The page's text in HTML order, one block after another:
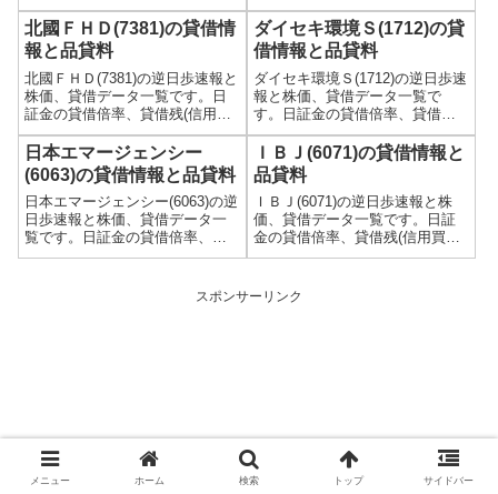
(信用買残、信用売残)、品貸料
(逆日歩)、東証の週末残高、規制
(注意喚起・申込停止)など、空売
り関連情報を集計し、図解でわ
かりやすくまとめて掲載してい
ます。
借残(信用買残、信用売残)、品貸
料(逆日歩)、東証の週末残高、規
制(注意喚起・申込停止)など、空
売り関連情報を集計し、図解で
わかりやすくまとめて掲載して
います。
北國ＦＨＤ(7381)の貸借情
報と品貸料
北國ＦＨＤ(7381)の逆日歩速報と
株価、貸借データ一覧です。日
証金の貸借倍率、貸借残(信用買
残、信用売残)、品貸料(逆日
歩)、東証の週末残高、規制(注意
喚起・申込停止)など、空売り関
連情報を集計し、図解でわかり
やすくまとめて掲載していま
す。
ダイセキ環境Ｓ(1712)の貸
借情報と品貸料
ダイセキ環境Ｓ(1712)の逆日歩速
報と株価、貸借データ一覧で
す。日証金の貸借倍率、貸借残
(信用買残、信用売残)、品貸料
(逆日歩)、東証の週末残高、規制
(注意喚起・申込停止)など、空売
り関連情報を集計し、図解でわ
かりやすくまとめて掲載してい
ます。
日本エマージェンシー
(6063)の貸借情報と品貸料
日本エマージェンシー(6063)の逆
日歩速報と株価、貸借データ一
覧です。日証金の貸借倍率、貸
借残(信用買残、信用売残)、品貸
制(注意喚起・申込停止)など、空
売り関連情報を集計し、図解で
ＩＢＪ(6071)の貸借情報と
品貸料
ＩＢＪ(6071)の逆日歩速報と株
価、貸借データ一覧です。日証
金の貸借倍率、貸借残(信用買
残、信用売残)、品貸料(逆日
喚起・申込停止)など、空売り関
連情報を集計し、図解でわかり
スポンサーリンク
メニュー ホーム 検索 トップ サイドバー